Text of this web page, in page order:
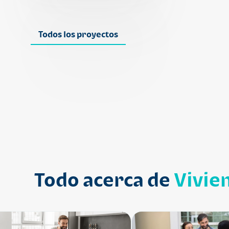
Todos los proyectos
Todo acerca de